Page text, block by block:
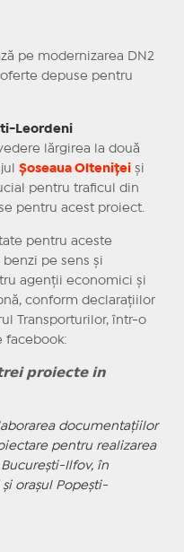
pe modernizarea DN2
depuse pentru
Leordeni
lărgirea la două
Șoseaua Oltenițeiși
pentru traficul din
pentru acest proiect.
pentru aceste
pe sens și
agenții economici și
conform declarațiilor
Transporturilor, într-o
facebook:
𝗽𝗿𝗼𝗶𝗲𝗰𝘁𝗲 𝗶𝗻
documentațiilor
pentru realizarea
Ilfov, în
orașul Popești-